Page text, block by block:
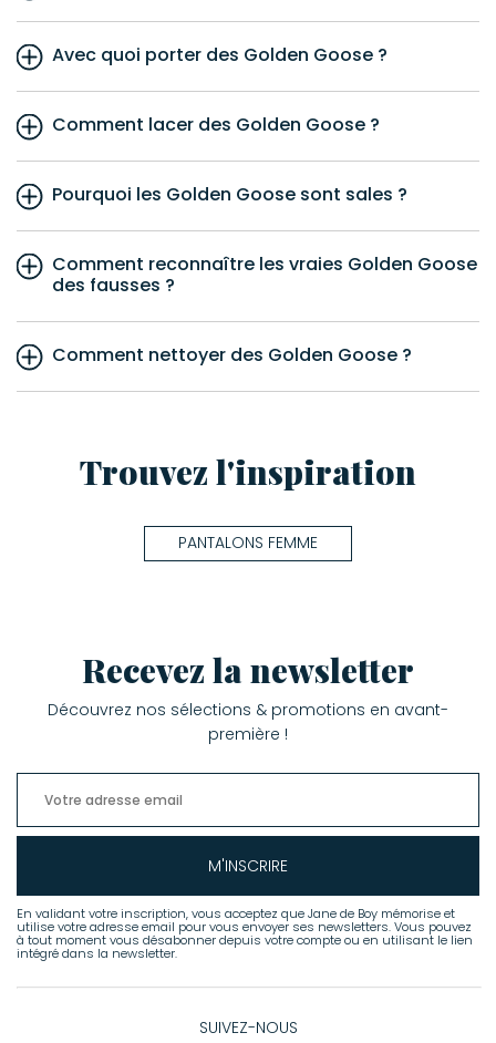
Avec quoi porter des Golden Goose ?
Comment lacer des Golden Goose ?
Pourquoi les Golden Goose sont sales ?
Comment reconnaître les vraies Golden Goose
des fausses ?
Comment nettoyer des Golden Goose ?
Trouvez l'inspiration
PANTALONS FEMME
Recevez la newsletter
Découvrez nos sélections & promotions en avant-
première !
M'INSCRIRE
En validant votre inscription, vous acceptez que Jane de Boy mémorise et
utilise votre adresse email pour vous envoyer ses newsletters. Vous pouvez
à tout moment vous désabonner depuis votre compte ou en utilisant le lien
intégré dans la newsletter.
SUIVEZ-NOUS